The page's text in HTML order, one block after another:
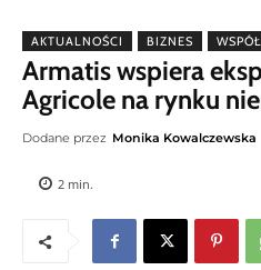
AKTUALNOŚCI BIZNES
Armatis wspiera
Agricole na rynku
Dodane przez Monika Kowalczewska
2 min.